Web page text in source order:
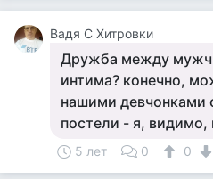
Вадя С Хитровки
Дружба между
интима? конечно,
нашими девчонками
постели - я, видимо,
5 лет 0 0